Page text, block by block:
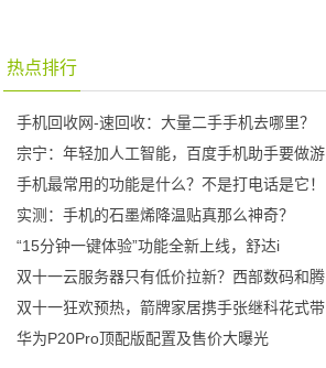
热点排行
手机回收网-速回收：大量二手手机去哪里？
宗宁：年轻加人工智能，百度手机助手要做游
手机最常用的功能是什么？不是打电话是它！
实测：手机的石墨烯降温贴真那么神奇？
“15分钟一键体验”功能全新上线，舒达i
双十一云服务器只有低价拉新？西部数码和腾
双十一狂欢预热，箭牌家居携手张继科花式带
华为P20Pro顶配版配置及售价大曝光